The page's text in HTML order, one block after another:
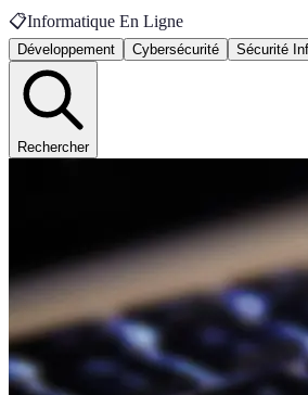
📋Informatique En Ligne
Développement Cybersécurité Sécurité
Rechercher